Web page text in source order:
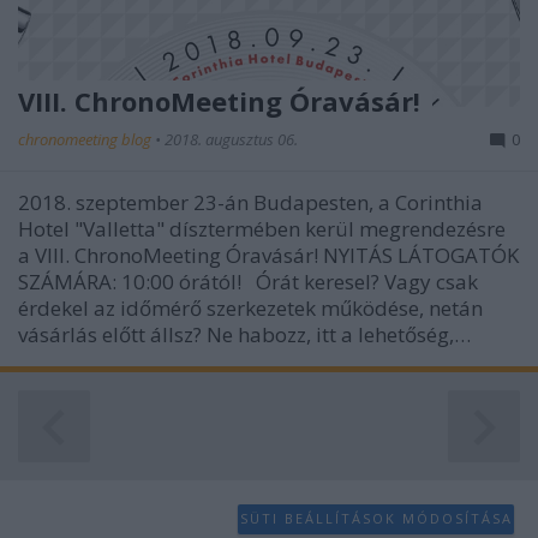
VIII. ChronoMeeting Óravásár!
chronomeeting blog • 2018. augusztus 06. 0
2018. szeptember 23-án Budapesten, a Corinthia
Hotel "Valletta" dísztermében kerül megrendezésre
a VIII. ChronoMeeting Óravásár! NYITÁS LÁTOGATÓK
SZÁMÁRA: 10:00 órától! Órát keresel? Vagy csak
érdekel az időmérő szerkezetek működése, netán
vásárlás előtt állsz? Ne habozz, itt a lehetőség,…
SÜTI BEÁLLÍTÁSOK MÓDOSÍTÁSA